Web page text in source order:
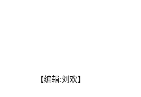
【编辑:刘欢】